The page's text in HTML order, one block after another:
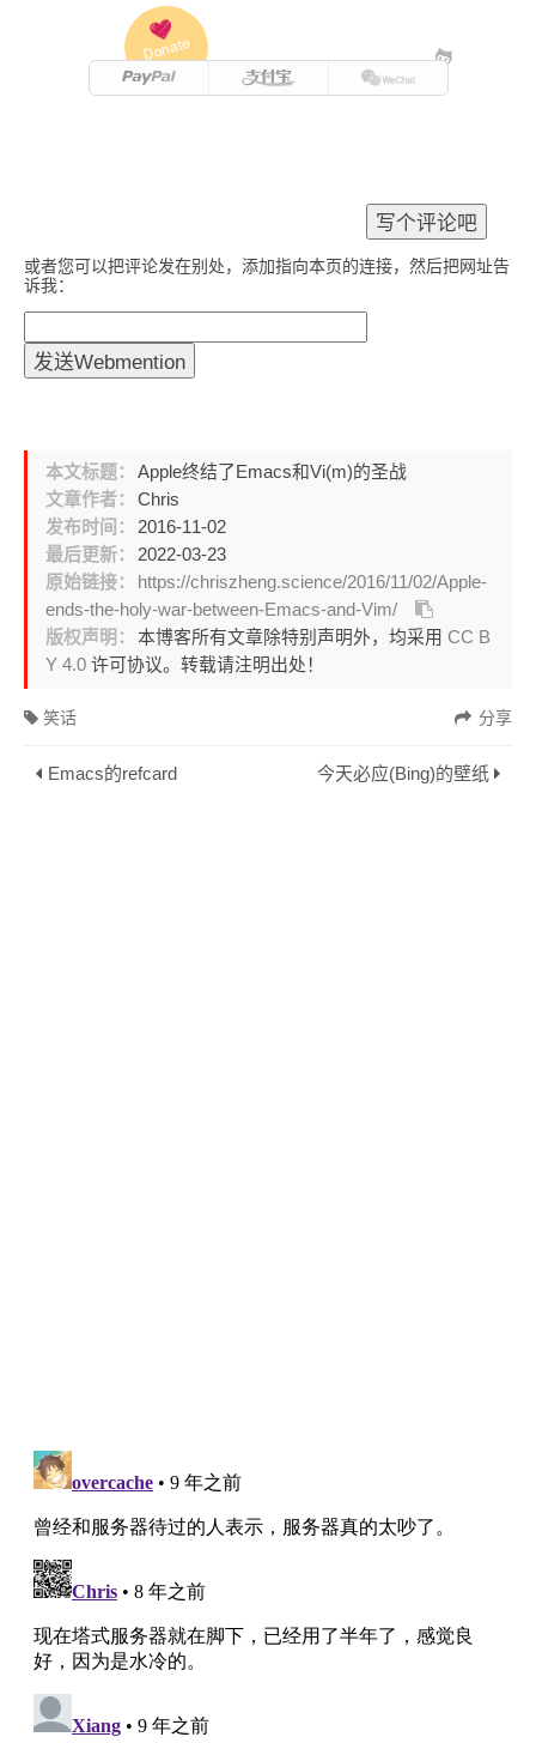
Donate
或者您可以把评论发在别处，添加指向本页的连接，然后把网址告
诉我：
本文标题：
Apple终结了Emacs和Vi(m)的圣战
文章作者：
Chris
发布时间：
2016-11-02
最后更新：
2022-03-23
原始链接：
https://chriszheng.science/2016/11/02/Apple-
ends-the-holy-war-between-Emacs-and-Vim/
版权声明：
本博客所有文章除特别声明外，均采用CC B
Y 4.0许可协议。转载请注明出处！
分享
笑话
Emacs的refcard 今天必应(Bing)的壁纸